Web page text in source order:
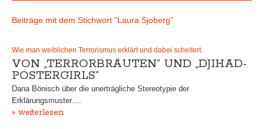
Beiträge mit dem Stichwort "Laura Sjoberg"
Wie man weiblichen Terrorismus erklärt und dabei scheitert.
VON „TERRORBRÄUTEN” UND „DJIHAD-
POSTERGIRLS”
Dana Bönisch über die unerträgliche Stereotypie der
Erklärungsmuster.…
» weiterlesen